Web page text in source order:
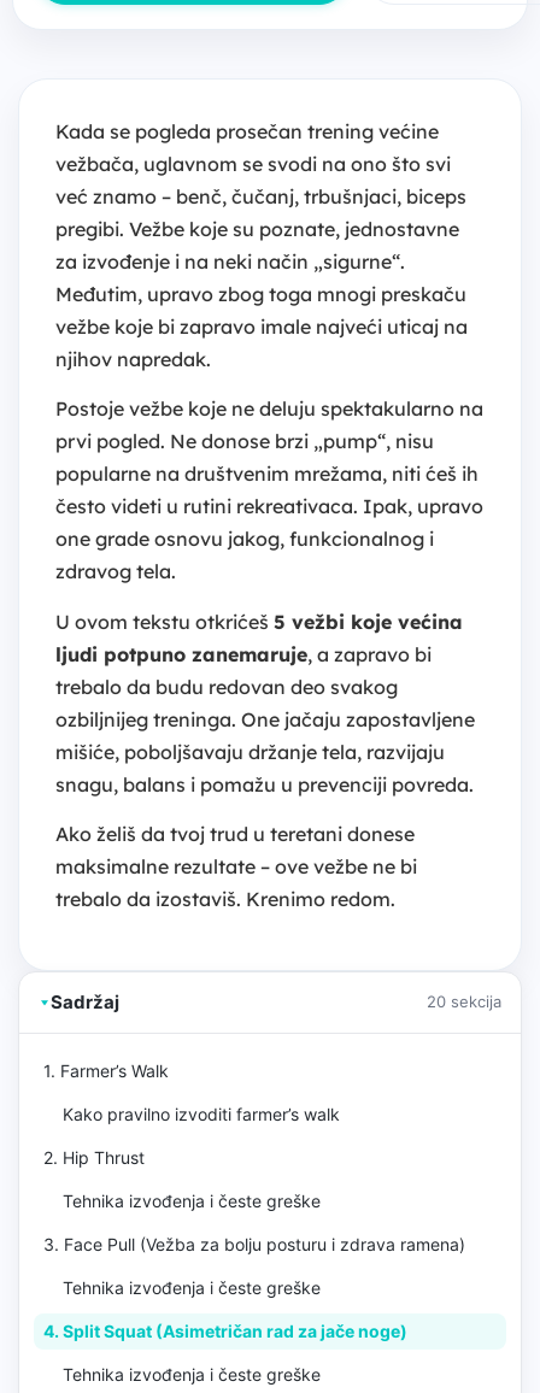
Kada se pogleda prosečan trening većine
vežbača, uglavnom se svodi na ono što svi
već znamo – benč, čučanj, trbušnjaci, biceps
pregibi. Vežbe koje su poznate, jednostavne
za izvođenje i na neki način „sigurne“.
Međutim, upravo zbog toga mnogi preskaču
vežbe koje bi zapravo imale najveći uticaj na
njihov napredak.
Postoje vežbe koje ne deluju spektakularno na
prvi pogled. Ne donose brzi „pump“, nisu
popularne na društvenim mrežama, niti ćeš ih
često videti u rutini rekreativaca. Ipak, upravo
one grade osnovu jakog, funkcionalnog i
zdravog tela.
U ovom tekstu otkrićeš 5 vežbi koje većina
ljudi potpuno zanemaruje, a zapravo bi
trebalo da budu redovan deo svakog
ozbiljnijeg treninga. One jačaju zapostavljene
mišiće, poboljšavaju držanje tela, razvijaju
snagu, balans i pomažu u prevenciji povreda.
Ako želiš da tvoj trud u teretani donese
maksimalne rezultate – ove vežbe ne bi
trebalo da izostaviš. Krenimo redom.
Sadržaj 20 sekcija
1. Farmer’s Walk
Kako pravilno izvoditi farmer’s walk
2. Hip Thrust
Tehnika izvođenja i česte greške
3. Face Pull (Vežba za bolju posturu i zdrava ramena)
Tehnika izvođenja i česte greške
4. Split Squat (Asimetričan rad za jače noge)
Tehnika izvođenja i česte greške